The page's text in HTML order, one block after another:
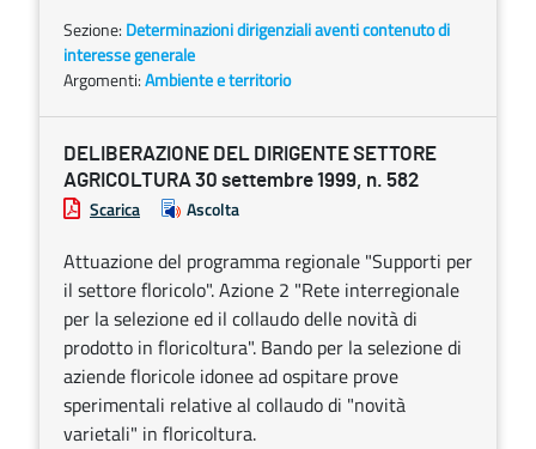
Sezione: Determinazioni dirigenziali aventi contenuto di
interesse generale
Argomenti:Ambiente e territorio
DELIBERAZIONE DEL DIRIGENTE SETTORE
AGRICOLTURA 30 settembre 1999, n. 582
Scarica Ascolta
Attuazione del programma regionale "Supporti per
il settore floricolo". Azione 2 "Rete interregionale
per la selezione ed il collaudo delle novità di
prodotto in floricoltura". Bando per la selezione di
aziende floricole idonee ad ospitare prove
sperimentali relative al collaudo di "novità
varietali" in floricoltura.